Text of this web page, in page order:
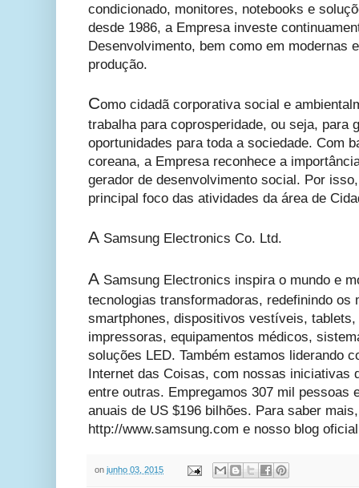
condicionado, monitores, notebooks e
desde 1986, a Empresa investe
Desenvolvimento, bem como em modernas
produção.
Como cidadã corporativa social e
trabalha para coprosperidade, ou seja, para
oportunidades para toda a sociedade. Com
coreana, a Empresa reconhece a
gerador de desenvolvimento social. Por
principal foco das atividades da área de
A Samsung Electronics Co. Ltd.
A Samsung Electronics inspira o mundo e
tecnologias transformadoras, redefinindo os
smartphones, dispositivos vestíveis,
impressoras, equipamentos médicos,
soluções LED. Também estamos liderando
Internet das Coisas, com nossas iniciativas
entre outras. Empregamos 307 mil pessoas
anuais de US $196 bilhões. Para saber
http://www.samsung.com e nosso blog
on junho 03, 2015